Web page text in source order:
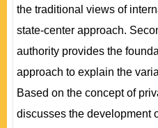
the traditional views of
state-center approach.
authority provides the
approach to explain the
Based on the concept of
discusses the development